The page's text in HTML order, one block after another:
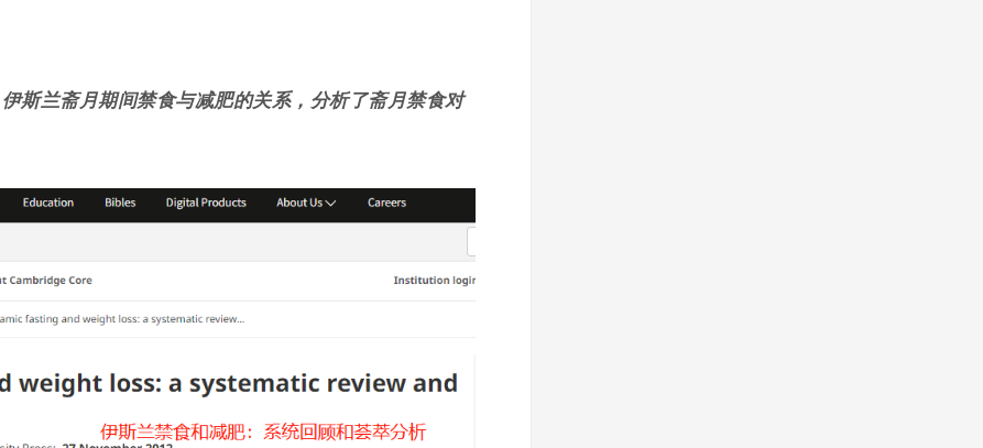
伊斯兰斋月期间禁食与减肥的关系，分析了斋月禁食对